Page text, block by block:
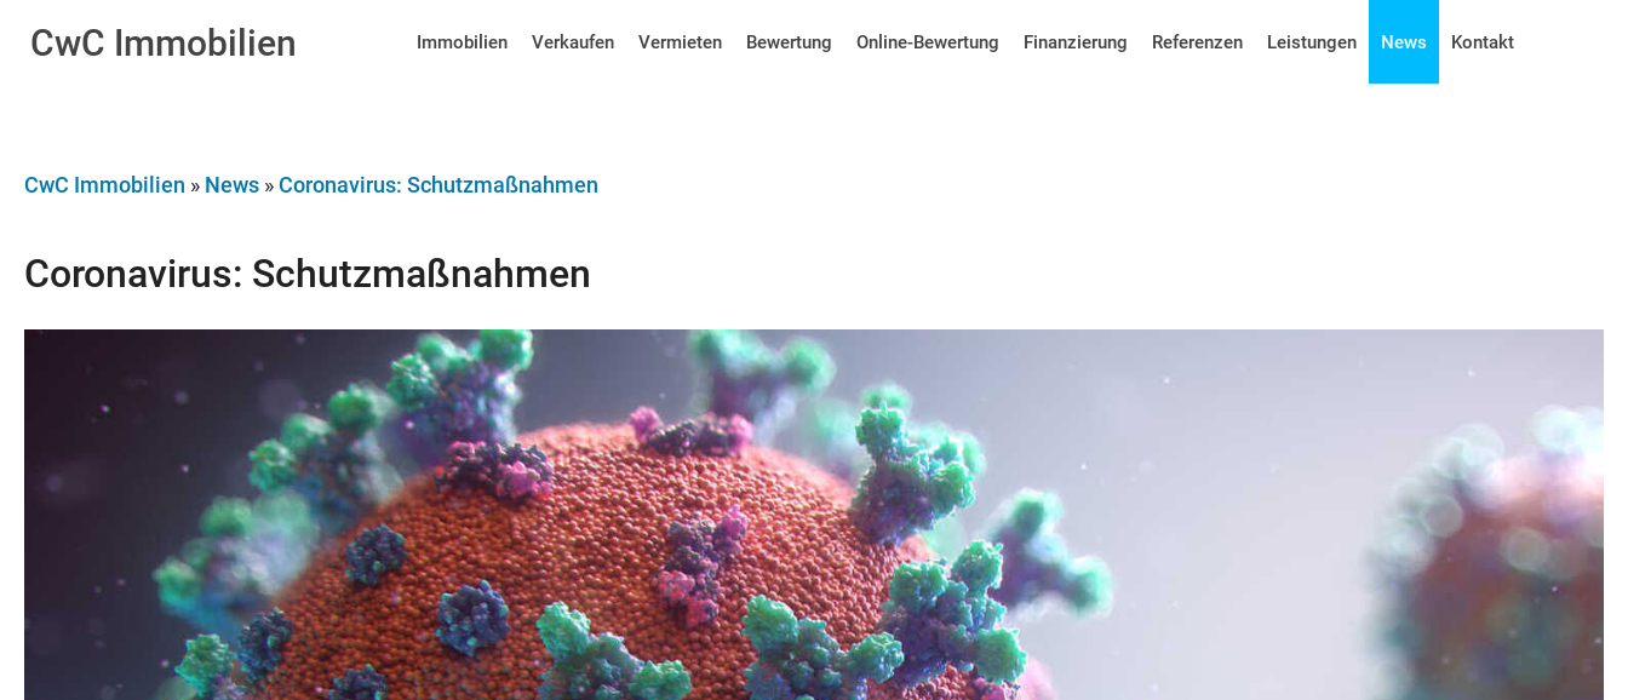
CwC Immobilien Immobilien Verkaufen Vermieten Bewertung Online-Bewertung Finanzierung Referenzen Leistungen News Kontakt
CwC Immobilien » News »Coronavirus: Schutzmaßnahmen
Coronavirus: Schutzmaßnahmen